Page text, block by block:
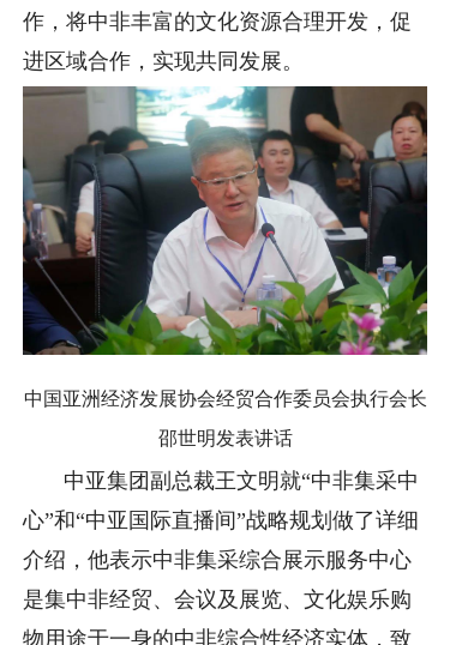
作，将中非丰富的文化资源合理开发，促
进区域合作，实现共同发展。
中国亚洲经济发展协会经贸合作委员会执行会长
邵世明发表讲话
中亚集团副总裁王文明就“中非集采中
心”和“中亚国际直播间”战略规划做了详细
介绍，他表示中非集采综合展示服务中心
是集中非经贸、会议及展览、文化娱乐购
物用途于一身的中非综合性经济实体，致